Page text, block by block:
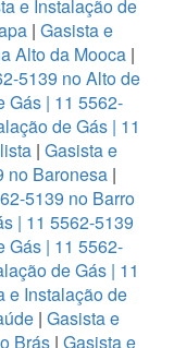
e Instalação de
| Gasista e
Alto da Mooca|
5139 no Alto de
Gás | 11 5562-
de Gás | 11
| Gasista e
no Baronesa |
5139 no Barro
| 11 5562-5139
Gás | 11 5562-
de Gás | 11
e Instalação de
| Gasista e
Brás| Gasista e